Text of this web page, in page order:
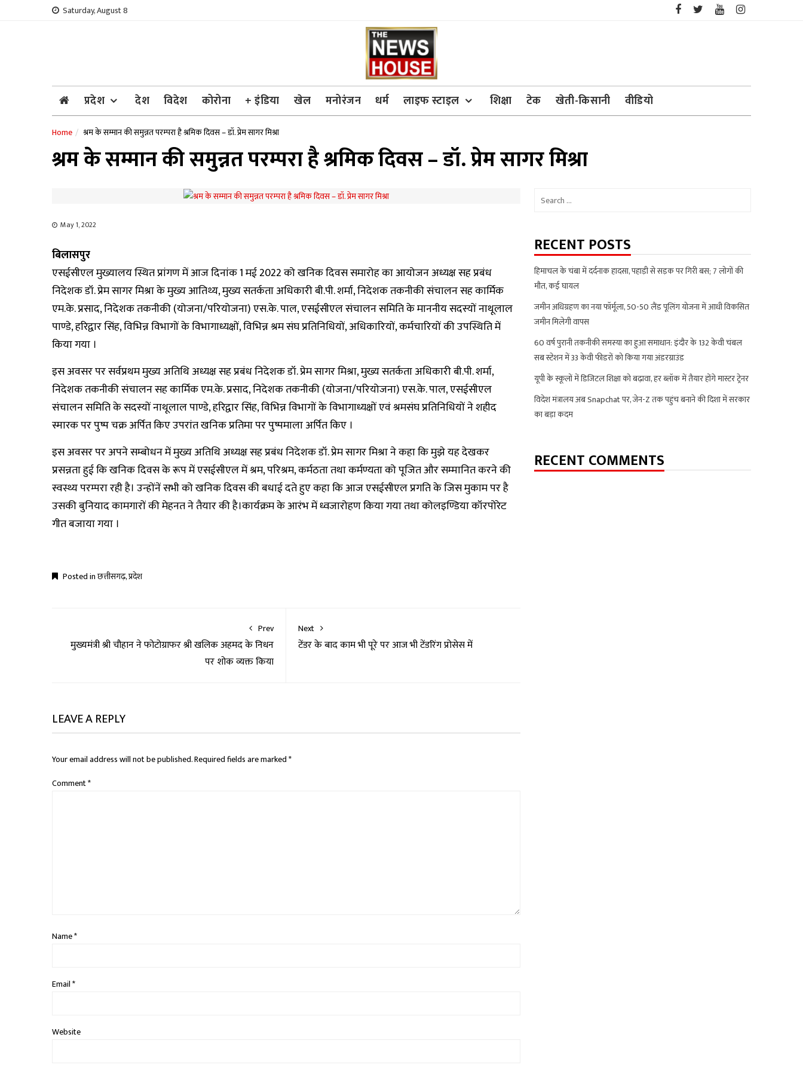
Saturday, August 8
प्रदेश देश विदेश कोरोना + इंडिया खेल मनोरंजन धर्म लाइफ स्टाइल शिक्षा टेक खेती-किसानी वीडियो
Home श्रम के सम्मान की समुन्नत परम्परा है श्रमिक दिवस – डॉ. प्रेम सागर मिश्रा
श्रम के सम्मान की समुन्नत परम्परा है श्रमिक दिवस – डॉ. प्रेम सागर मिश्रा
May 1, 2022
बिलासपुर
एसईसीएल मुख्यालय स्थित प्रांगण में आज दिनांक 1 मई 2022 को खनिक दिवस समारोह का आयोजन अध्यक्ष सह प्रबंध
निदेशक डॉ. प्रेम सागर मिश्रा के मुख्य आतिथ्य, मुख्य सतर्कता अधिकारी बी.पी. शर्मा, निदेशक तकनीकी संचालन सह कार्मिक
एम.के. प्रसाद, निदेशक तकनीकी (योजना/परियोजना) एस.के. पाल, एसईसीएल संचालन समिति के माननीय सदस्यों नाथूलाल
पाण्डे, हरिद्वार सिंह, विभिन्न विभागों के विभागाध्यक्षों, विभिन्न श्रम संघ प्रतिनिधियों, अधिकारियों, कर्मचारियों की उपस्थिति में
किया गया ।
इस अवसर पर सर्वप्रथम मुख्य अतिथि अध्यक्ष सह प्रबंध निदेशक डॉ. प्रेम सागर मिश्रा, मुख्य सतर्कता अधिकारी बी.पी. शर्मा,
निदेशक तकनीकी संचालन सह कार्मिक एम.के. प्रसाद, निदेशक तकनीकी (योजना/परियोजना) एस.के. पाल, एसईसीएल
संचालन समिति के सदस्यों नाथूलाल पाण्डे, हरिद्वार सिंह, विभिन्न विभागों के विभागाध्यक्षों एवं श्रमसंघ प्रतिनिधियों ने शहीद
स्मारक पर पुष्प चक्र अर्पित किए उपरांत खनिक प्रतिमा पर पुष्पमाला अर्पित किए ।
इस अवसर पर अपने सम्बोधन में मुख्य अतिथि अध्यक्ष सह प्रबंध निदेशक डॉ. प्रेम सागर मिश्रा ने कहा कि मुझे यह देखकर
प्रसन्नता हुई कि खनिक दिवस के रूप में एसईसीएल में श्रम, परिश्रम, कर्मठता तथा कर्मण्यता को पूजित और सम्मानित करने की
स्वस्थ्य परम्परा रही है। उन्होंनें सभी को खनिक दिवस की बधाई दते हुए कहा कि आज एसईसीएल प्रगति के जिस मुकाम पर है
उसकी बुनियाद कामगारों की मेहनत ने तैयार की है।कार्यक्रम के आरंभ में ध्वजारोहण किया गया तथा कोलइण्डिया कॉरपोरेट
गीत बजाया गया ।
Posted inछत्तीसगढ़,प्रदेश
Prev
मुख्यमंत्री श्री चौहान ने फोटोग्राफर श्री खलिक अहमद के निधन
पर शोक व्यक्त किया
Next
टेंडर के बाद काम भी पूरे पर आज भी टेंडरिंग प्रोसेस में
LEAVE A REPLY
Your email address will not be published.Required fields are marked*
Comment*
Name*
Email*
Website
Search
RECENT POSTS
हिमाचल के चंबा में दर्दनाक हादसा, पहाड़ी से सड़क पर गिरी बस; 7 लोगों की
मौत, कई घायल
जमीन अधिग्रहण का नया फॉर्मूला, 50-50 लैंड पूलिंग योजना में आधी विकसित
जमीन मिलेगी वापस
60 वर्ष पुरानी तकनीकी समस्या का हुआ समाधान: इंदौर के 132 केवी चंबल
सब स्टेशन में 33 केवी फीडरों को किया गया अंडरग्राउंड
यूपी के स्कूलों में डिजिटल शिक्षा को बढ़ावा, हर ब्लॉक में तैयार होंगे मास्टर ट्रेनर
विदेश मंत्रालय अब Snapchat पर, जेन-Z तक पहुंच बनाने की दिशा में सरकार
का बड़ा कदम
RECENT COMMENTS